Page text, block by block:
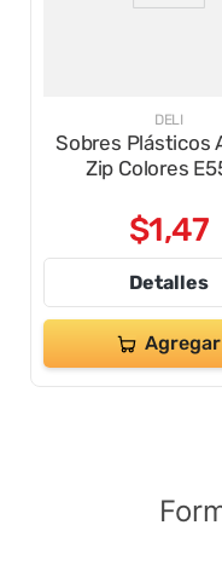
DELI
Sobres Plásticos
Zip Colores
$1,47
Detalles
Agregar